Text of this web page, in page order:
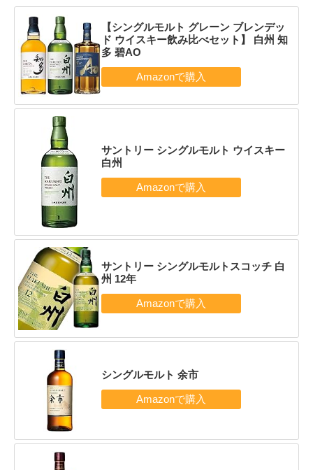
【シングルモルト グレーン ブレンデッ
ド ウイスキー飲み比べセット】 白州 知
多 碧AO
サントリー シングルモルト ウイスキー
白州
サントリー シングルモルトスコッチ 白
州 12年
シングルモルト 余市